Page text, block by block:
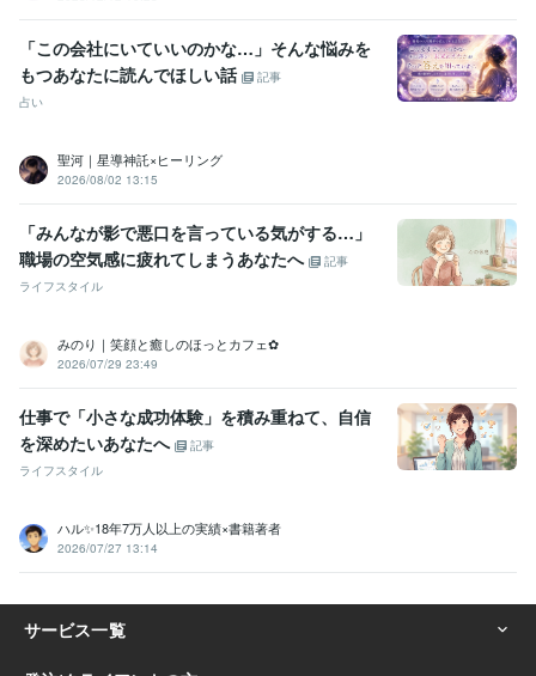
Excel:15年PowerPoint:15年Google サイト:10年
Google スプレッドシート:10年
Google スライド:10年
Google ドキュメント:10年 Word:15年
Moneyfoward:10年
ジョブカン会計:10年
傾聴スキル（産業カウンセラー）:12年
グリーフケア（死別の悲嘆を抱える方のサポート）:3年
直観力・洞察力が強い（第六感が高い）:99年
人の魅力・強みを見つけるスキル:99年
得意分野
悩み相談・カウンセリング
悩み相談・カウンセリング 魅力と強みを引き出す
魅力 強み 潜在能力
英語 ビジネスレベル
「この会社にいていいのかな…」そんな悩みを
もつあなたに読んでほしい話
記事
占い
聖河｜星導神託×ヒーリング
2026/08/02 13:15
「みんなが影で悪口を言っている気がする…」
職場の空気感に疲れてしまうあなたへ
記事
ライフスタイル
みのり｜笑顔と癒しのほっとカフェ✿
2026/07/29 23:49
仕事で「小さな成功体験」を積み重ねて、自信
を深めたいあなたへ
記事
ライフスタイル
ハル✨18年7万人以上の実績×書籍著者
2026/07/27 13:14